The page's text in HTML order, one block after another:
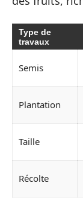
Type de
travaux
Semis
Plantation
Taille
Récolte